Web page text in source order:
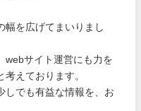
を広げてまいりまし
webサイト運営にも力を
考えております。
しでも有益な情報を、お